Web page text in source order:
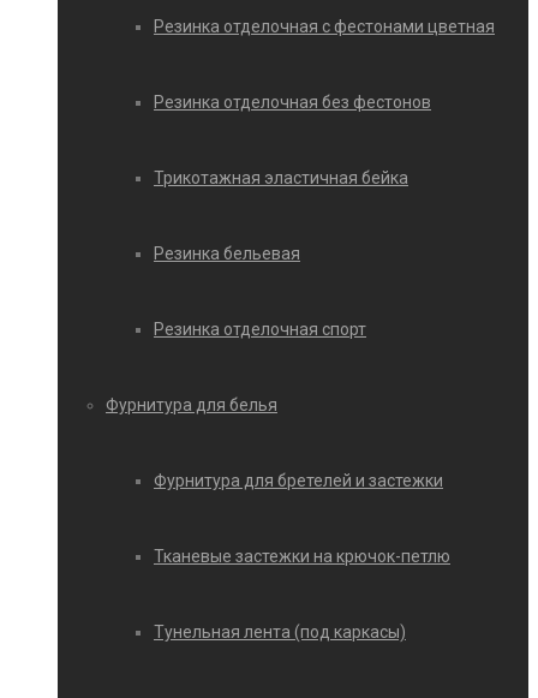
Резинка отделочная с фестонами цветная
Резинка отделочная без фестонов
Трикотажная эластичная бейка
Резинка бельевая
Резинка отделочная спорт
Фурнитура для белья
Фурнитура для бретелей и застежки
Тканевые застежки на крючок-петлю
Тунельная лента (под каркасы)